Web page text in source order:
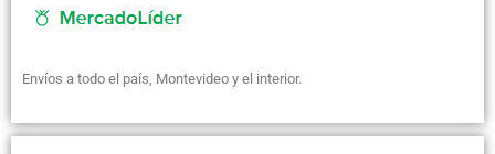
Envíos a todo el país, Montevideo y el interior.